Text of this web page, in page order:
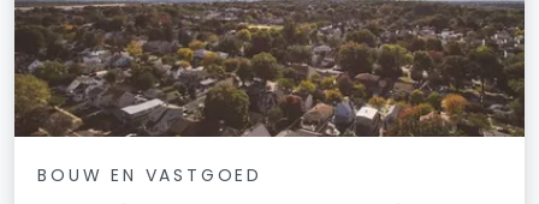
BOUW EN VASTGOED